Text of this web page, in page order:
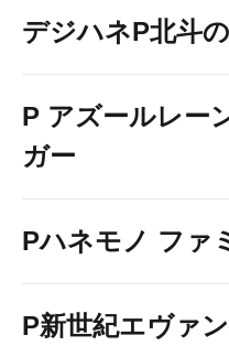
デジハネP北斗
P アズールレー
ガー
Pハネモノ ファ
P新世紀エヴァ